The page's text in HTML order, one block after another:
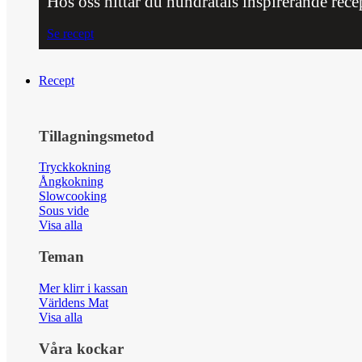
Se recept
Recept
Tillagningsmetod
Tryckkokning
Ångkokning
Slowcooking
Sous vide
Visa alla
Teman
Mer klirr i kassan
Världens Mat
Visa alla
Våra kockar